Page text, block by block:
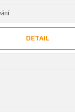
DETAIL